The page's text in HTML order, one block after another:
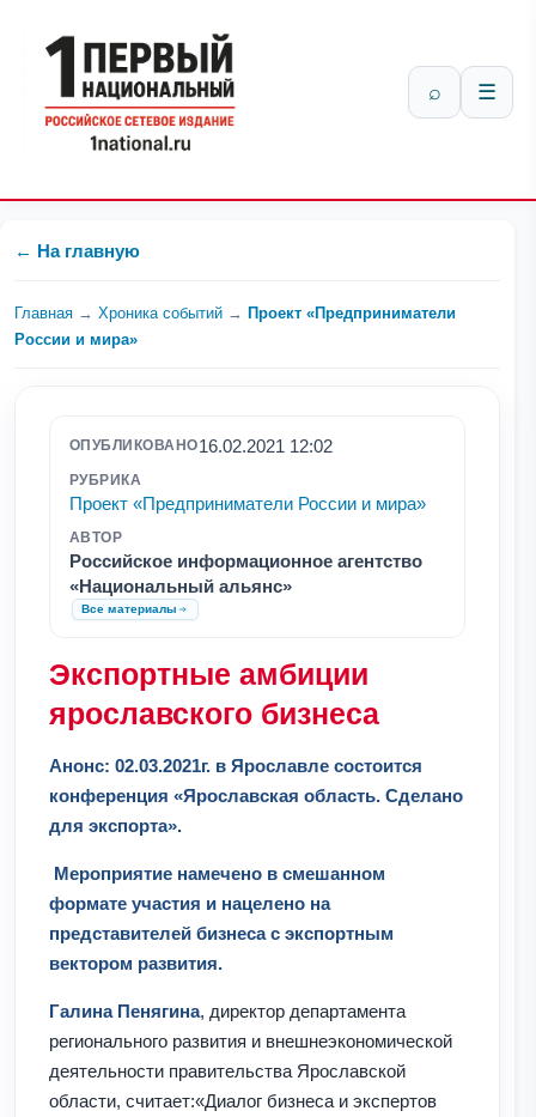
⌕ ☰
← На главную
Главная → Хроника событий → Проект «Предприниматели
России и мира»
ОПУБЛИКОВАНО16.02.2021 12:02
РУБРИКА
Проект «Предприниматели России и мира»
АВТОР
Российское информационное агентство
«Национальный альянс»
Все материалы
Экспортные амбиции
ярославского бизнеса
Анонс: 02.03.2021г. в Ярославле состоится
конференция «Ярославская область. Сделано
для экспорта».
Мероприятие намечено в смешанном
формате участия и нацелено на
представителей бизнеса с экспортным
вектором развития.
Галина Пенягина, директор департамента
регионального развития и внешнеэкономической
деятельности правительства Ярославской
области, считает:«Диалог бизнеса и экспертов